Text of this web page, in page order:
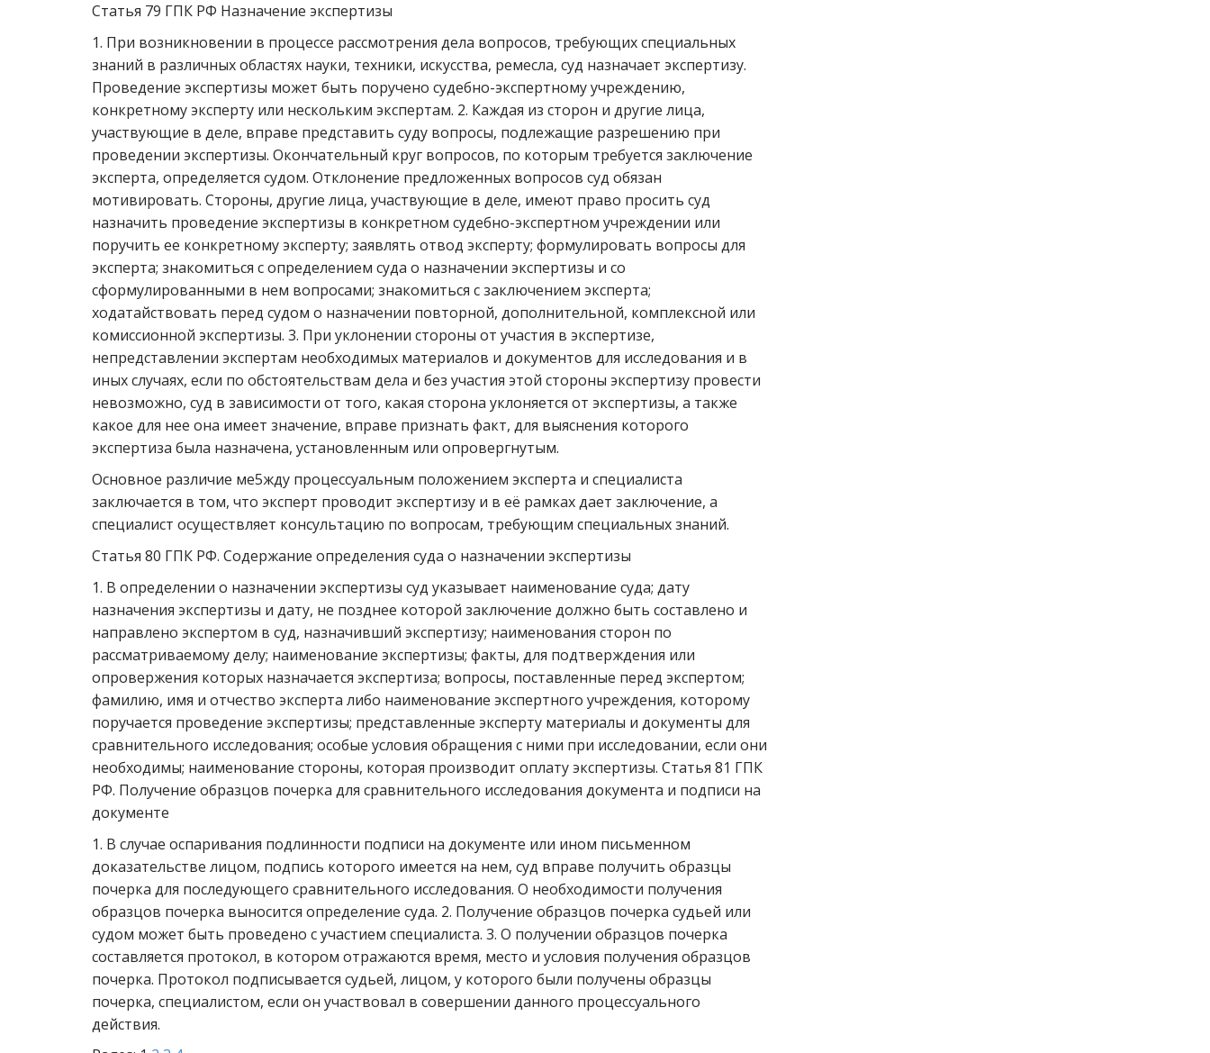
Статья 79 ГПК РФ Назначение экспертизы
1. При возникновении в процессе рассмотрения дела вопросов, требующих специальных
знаний в различных областях науки, техники, искусства, ремесла, суд назначает экспертизу.
Проведение экспертизы может быть поручено судебно-экспертному учреждению,
конкретному эксперту или нескольким экспертам. 2. Каждая из сторон и другие лица,
участвующие в деле, вправе представить суду вопросы, подлежащие разрешению при
проведении экспертизы. Окончательный круг вопросов, по которым требуется заключение
эксперта, определяется судом. Отклонение предложенных вопросов суд обязан
мотивировать. Стороны, другие лица, участвующие в деле, имеют право просить суд
назначить проведение экспертизы в конкретном судебно-экспертном учреждении или
поручить ее конкретному эксперту; заявлять отвод эксперту; формулировать вопросы для
эксперта; знакомиться с определением суда о назначении экспертизы и со
сформулированными в нем вопросами; знакомиться с заключением эксперта;
ходатайствовать перед судом о назначении повторной, дополнительной, комплексной или
комиссионной экспертизы. 3. При уклонении стороны от участия в экспертизе,
непредставлении экспертам необходимых материалов и документов для исследования и в
иных случаях, если по обстоятельствам дела и без участия этой стороны экспертизу провести
невозможно, суд в зависимости от того, какая сторона уклоняется от экспертизы, а также
какое для нее она имеет значение, вправе признать факт, для выяснения которого
экспертиза была назначена, установленным или опровергнутым.
Основное различие ме5жду процессуальным положением эксперта и специалиста
заключается в том, что эксперт проводит экспертизу и в её рамках дает заключение, а
специалист осуществляет консультацию по вопросам, требующим специальных знаний.
Статья 80 ГПК РФ. Содержание определения суда о назначении экспертизы
1. В определении о назначении экспертизы суд указывает наименование суда; дату
назначения экспертизы и дату, не позднее которой заключение должно быть составлено и
направлено экспертом в суд, назначивший экспертизу; наименования сторон по
рассматриваемому делу; наименование экспертизы; факты, для подтверждения или
опровержения которых назначается экспертиза; вопросы, поставленные перед экспертом;
фамилию, имя и отчество эксперта либо наименование экспертного учреждения, которому
поручается проведение экспертизы; представленные эксперту материалы и документы для
сравнительного исследования; особые условия обращения с ними при исследовании, если они
необходимы; наименование стороны, которая производит оплату экспертизы. Статья 81 ГПК
РФ. Получение образцов почерка для сравнительного исследования документа и подписи на
документе
1. В случае оспаривания подлинности подписи на документе или ином письменном
доказательстве лицом, подпись которого имеется на нем, суд вправе получить образцы
почерка для последующего сравнительного исследования. О необходимости получения
образцов почерка выносится определение суда. 2. Получение образцов почерка судьей или
судом может быть проведено с участием специалиста. 3. О получении образцов почерка
составляется протокол, в котором отражаются время, место и условия получения образцов
почерка. Протокол подписывается судьей, лицом, у которого были получены образцы
почерка, специалистом, если он участвовал в совершении данного процессуального
действия.